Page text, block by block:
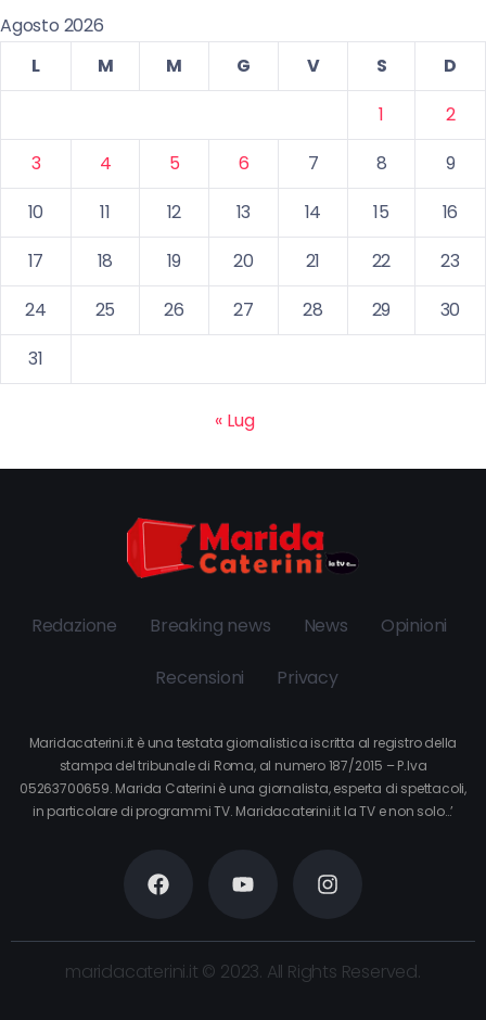
Agosto 2026
L
M M G V S
D
1
2
3
4 5 6 7 8
9
10
11 12 13 14 15
16
17
18 19 20 21 22
23
24
25 26 27 28 29
30
31
« Lug
Redazione Breaking news News Opinioni
Recensioni Privacy
Maridacaterini.it è una testata giornalistica iscritta al registro della
stampa del tribunale di Roma, al numero 187/2015 – P.Iva
05263700659. Marida Caterini è una giornalista, esperta di spettacoli,
in particolare di programmi TV. Maridacaterini.it la TV e non solo…’
maridacaterini.it © 2023. All Rights Reserved.